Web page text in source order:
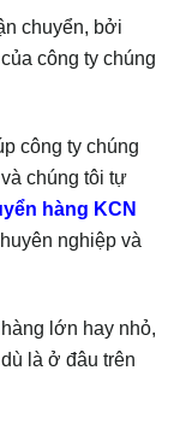
chuyển, bởi
công ty chúng
công ty chúng
chúng tôi tự
hàng KCN
nghiệp và
lớn hay nhỏ,
là ở đâu trên